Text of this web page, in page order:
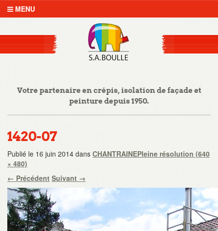
MENU
Votre partenaire en crépis, isolation de façade et
peinture depuis 1950.
1420-07
Publié le 16 juin 2014 dans CHANTRAINEPleine résolution (640
× 480)
← Précédent Suivant →